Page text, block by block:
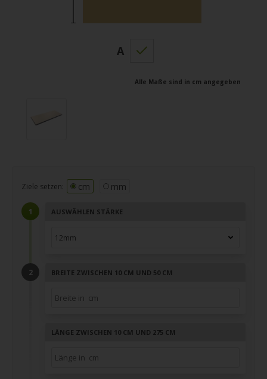
A
Alle Maße sind in cm angegeben
Ziele setzen: cm mm
AUSWÄHLEN STÄRKE
BREITE ZWISCHEN 10 CM UND 50 CM
LÄNGE ZWISCHEN 10 CM UND 275 CM